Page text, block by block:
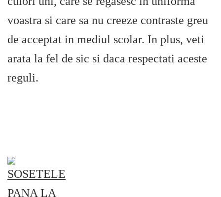
voastra si care sa nu creeze contraste greu
de acceptat in mediul scolar. In plus, veti
arata la fel de sic si daca respectati aceste
reguli.